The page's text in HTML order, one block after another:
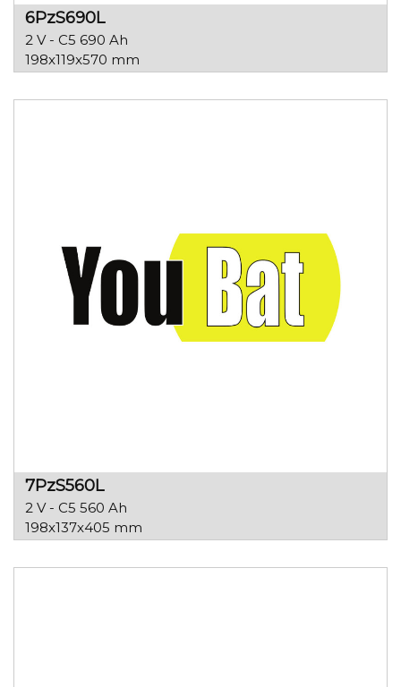
6PzS690L
2 V - C5 690 Ah
198x119x570 mm
7PzS560L
2 V - C5 560 Ah
198x137x405 mm